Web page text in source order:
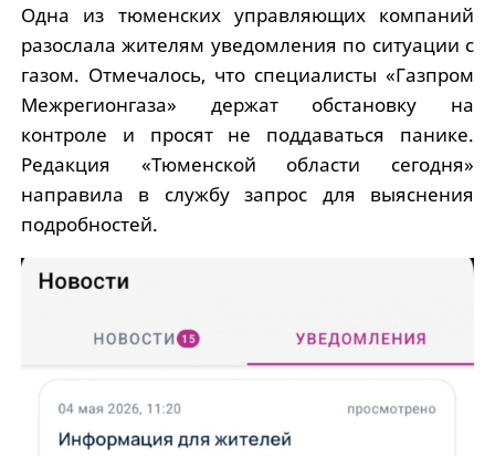
Одна из тюменских управляющих компаний
разослала жителям уведомления по ситуации с
газом. Отмечалось, что специалисты «Газпром
Межрегионгаза» держат обстановку на
контроле и просят не поддаваться панике.
Редакция «Тюменской области сегодня»
направила в службу запрос для выяснения
подробностей.